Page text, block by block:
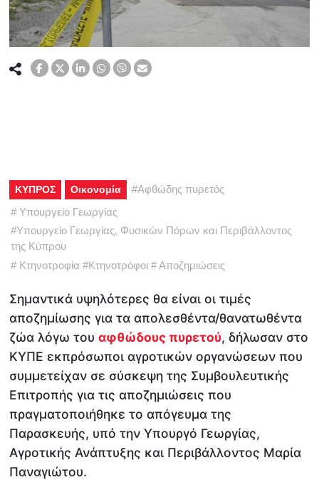
ΚΥΠΡΟΣ Οικονομία #Αφθώδης πυρετός
# Υπουργείο Γεωργίας
#Υπουργείο Γεωργίας, Φυσικών Πόρων και Περιβάλλοντος
της Κύπρου
# Κτηνοτροφία #Κτηνοτρόφοι #Αποζημιώσεις
Σημαντικά υψηλότερες θα είναι οι τιμές
αποζημίωσης για τα απολεσθέντα/θανατωθέντα
ζώα λόγω τουαφθώδους πυρετού, δήλωσαν στο
ΚΥΠΕ εκπρόσωποι αγροτικών οργανώσεων που
συμμετείχαν σε σύσκεψη της Συμβουλευτικής
Επιτροπής για τις αποζημιώσεις που
πραγματοποιήθηκε το απόγευμα της
Παρασκευής, υπό την Υπουργό Γεωργίας,
Αγροτικής Ανάπτυξης και Περιβάλλοντος Μαρία
Παναγιώτου.